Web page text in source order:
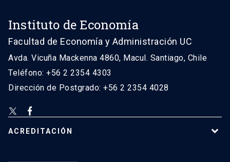
Instituto de Economía
Facultad de Economía y Administración UC
Avda. Vicuña Mackenna 4860, Macul. Santiago, Chile
Teléfono: +56 2 2354 4303
Dirección de Postgrado: +56 2 2354 4028
ACREDITACIÓN